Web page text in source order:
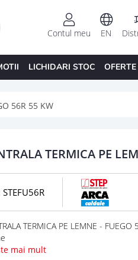
EN
Contul meu
LICHIDARI STOC
56R 55 KW
TERMICA PE
STEFU56R
TERMICA PE LEMNE -
mai mult